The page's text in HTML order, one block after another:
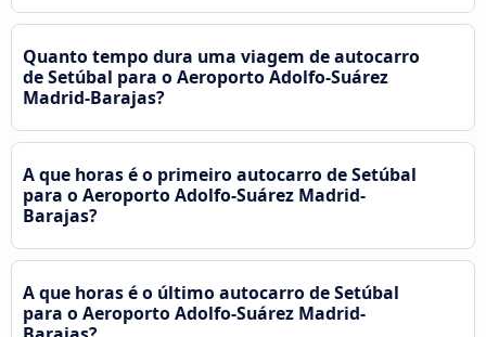
Quanto tempo dura uma viagem de autocarro
de Setúbal para o Aeroporto Adolfo-Suárez
Madrid-Barajas?
A que horas é o primeiro autocarro de Setúbal
para o Aeroporto Adolfo-Suárez Madrid-
Barajas?
A que horas é o último autocarro de Setúbal
para o Aeroporto Adolfo-Suárez Madrid-